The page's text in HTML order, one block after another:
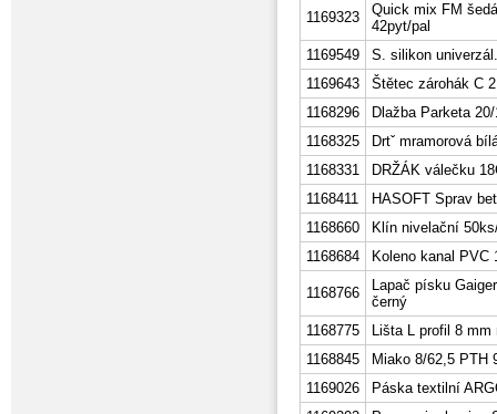
1169323
Quick mix FM
42pyt/pal
1169549
S. silikon
1169643
Štětec zárohák C
1168296
Dlažba Parketa
1168325
Drtˇ mramorová
1168331
DRŽÁK válečku
1168411
HASOFT Sprav
1168660
Klín nivelační
1168684
Koleno kanal PVC
1168766
Lapač písku
černý
1168775
Lišta L profil 8
1168845
Miako 8/62,5 PTH
1169026
Páska textilní